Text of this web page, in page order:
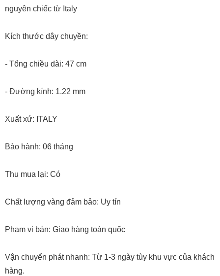
nguyên chiếc từ Italy
Kích thước dây chuyền:
- Tổng chiều dài: 47 cm
- Đường kính: 1.22 mm
Xuất xứ: ITALY
Bảo hành: 06 tháng
Thu mua lại: Có
Chất lượng vàng đảm bảo: Uy tín
Phạm vi bán: Giao hàng toàn quốc
Vận chuyển phát nhanh: Từ 1-3 ngày tùy khu vực của khách
hàng.